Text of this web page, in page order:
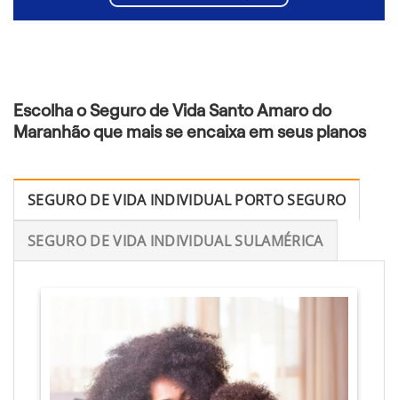
Escolha o Seguro de Vida Santo Amaro do
Maranhão que mais se encaixa em seus planos
SEGURO DE VIDA INDIVIDUAL PORTO SEGURO
SEGURO DE VIDA INDIVIDUAL SULAMÉRICA